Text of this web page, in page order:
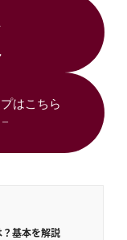
はこちら
–
基本を解説